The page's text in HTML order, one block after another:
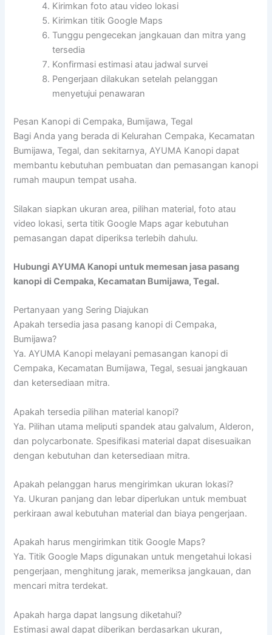
Kirimkan foto atau video lokasi
Kirimkan titik Google Maps
Tunggu pengecekan jangkauan dan mitra yang
tersedia
Konfirmasi estimasi atau jadwal survei
Pengerjaan dilakukan setelah pelanggan
menyetujui penawaran
Pesan Kanopi di Cempaka, Bumijawa, Tegal
Bagi Anda yang berada di Kelurahan Cempaka, Kecamatan
Bumijawa, Tegal, dan sekitarnya, AYUMA Kanopi dapat
membantu kebutuhan pembuatan dan pemasangan kanopi
rumah maupun tempat usaha.
Silakan siapkan ukuran area, pilihan material, foto atau
video lokasi, serta titik Google Maps agar kebutuhan
pemasangan dapat diperiksa terlebih dahulu.
Hubungi AYUMA Kanopi untuk memesan jasa pasang
kanopi di Cempaka, Kecamatan Bumijawa, Tegal.
Pertanyaan yang Sering Diajukan
Apakah tersedia jasa pasang kanopi di Cempaka,
Bumijawa?
Ya. AYUMA Kanopi melayani pemasangan kanopi di
Cempaka, Kecamatan Bumijawa, Tegal, sesuai jangkauan
dan ketersediaan mitra.
Apakah tersedia pilihan material kanopi?
Ya. Pilihan utama meliputi spandek atau galvalum, Alderon,
dan polycarbonate. Spesifikasi material dapat disesuaikan
dengan kebutuhan dan ketersediaan mitra.
Apakah pelanggan harus mengirimkan ukuran lokasi?
Ya. Ukuran panjang dan lebar diperlukan untuk membuat
perkiraan awal kebutuhan material dan biaya pengerjaan.
Apakah harus mengirimkan titik Google Maps?
Ya. Titik Google Maps digunakan untuk mengetahui lokasi
pengerjaan, menghitung jarak, memeriksa jangkauan, dan
mencari mitra terdekat.
Apakah harga dapat langsung diketahui?
Estimasi awal dapat diberikan berdasarkan ukuran,